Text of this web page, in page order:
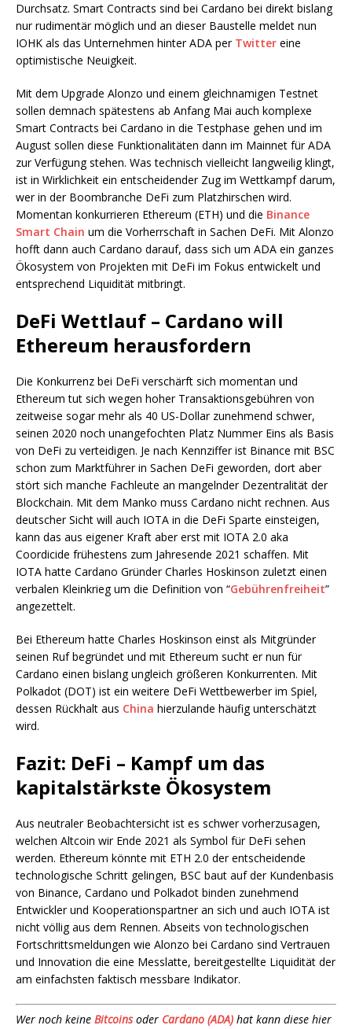
Durchsatz. Smart Contracts sind bei Cardano bei direkt bislang
nur rudimentär möglich und an dieser Baustelle meldet nun
IOHK als das Unternehmen hinter ADA per Twitter eine
optimistische Neuigkeit.
Mit dem Upgrade Alonzo und einem gleichnamigen Testnet
sollen demnach spätestens ab Anfang Mai auch komplexe
Smart Contracts bei Cardano in die Testphase gehen und im
August sollen diese Funktionalitäten dann im Mainnet für ADA
zur Verfügung stehen. Was technisch vielleicht langweilig klingt,
ist in Wirklichkeit ein entscheidender Zug im Wettkampf darum,
wer in der Boombranche DeFi zum Platzhirschen wird.
Momentan konkurrieren Ethereum (ETH) und die Binance
Smart Chain um die Vorherrschaft in Sachen DeFi. Mit Alonzo
hofft dann auch Cardano darauf, dass sich um ADA ein ganzes
Ökosystem von Projekten mit DeFi im Fokus entwickelt und
entsprechend Liquidität mitbringt.
DeFi Wettlauf – Cardano will
Ethereum herausfordern
Die Konkurrenz bei DeFi verschärft sich momentan und
Ethereum tut sich wegen hoher Transaktionsgebühren von
zeitweise sogar mehr als 40 US-Dollar zunehmend schwer,
seinen 2020 noch unangefochten Platz Nummer Eins als Basis
von DeFi zu verteidigen. Je nach Kennziffer ist Binance mit BSC
schon zum Marktführer in Sachen DeFi geworden, dort aber
stört sich manche Fachleute an mangelnder Dezentralität der
Blockchain. Mit dem Manko muss Cardano nicht rechnen. Aus
deutscher Sicht will auch IOTA in die DeFi Sparte einsteigen,
kann das aus eigener Kraft aber erst mit IOTA 2.0 aka
Coordicide frühestens zum Jahresende 2021 schaffen. Mit
IOTA hatte Cardano Gründer Charles Hoskinson zuletzt einen
verbalen Kleinkrieg um die Definition von “Gebührenfreiheit”
angezettelt.
Bei Ethereum hatte Charles Hoskinson einst als Mitgründer
seinen Ruf begründet und mit Ethereum sucht er nun für
Cardano einen bislang ungleich größeren Konkurrenten. Mit
Polkadot (DOT) ist ein weitere DeFi Wettbewerber im Spiel,
dessen Rückhalt aus China hierzulande häufig unterschätzt
wird.
Fazit: DeFi – Kampf um das
kapitalstärkste Ökosystem
Aus neutraler Beobachtersicht ist es schwer vorherzusagen,
welchen Altcoin wir Ende 2021 als Symbol für DeFi sehen
werden. Ethereum könnte mit ETH 2.0 der entscheidende
technologische Schritt gelingen, BSC baut auf der Kundenbasis
von Binance, Cardano und Polkadot binden zunehmend
Entwickler und Kooperationspartner an sich und auch IOTA ist
nicht völlig aus dem Rennen. Abseits von technologischen
Fortschrittsmeldungen wie Alonzo bei Cardano sind Vertrauen
und Innovation die eine Messlatte, bereitgestellte Liquidität der
am einfachsten faktisch messbare Indikator.
Wer noch keine Bitcoinsoder Cardano (ADA) hat kann diese hier